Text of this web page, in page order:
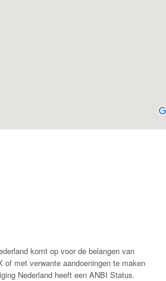
komt op voor de belangen van
of met verwante aandoeningen te maken
Nederland heeft een ANBI Status.